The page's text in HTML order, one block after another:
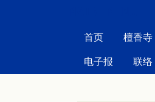
首页 檀香寺
电子报 联络